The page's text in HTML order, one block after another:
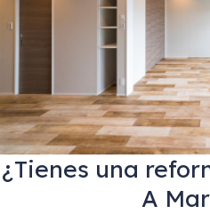
¿Tienes una
A